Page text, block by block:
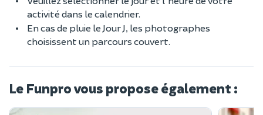
activité dans le calendrier.
En cas de pluie le Jour J, les photographes
choisissent un parcours couvert.
Le Funpro vous propose également :